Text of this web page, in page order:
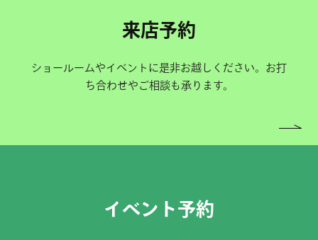
来店予約
ショールームやイベントに是非お越しください。お打
ち合わせやご相談も承ります。
イベント予約